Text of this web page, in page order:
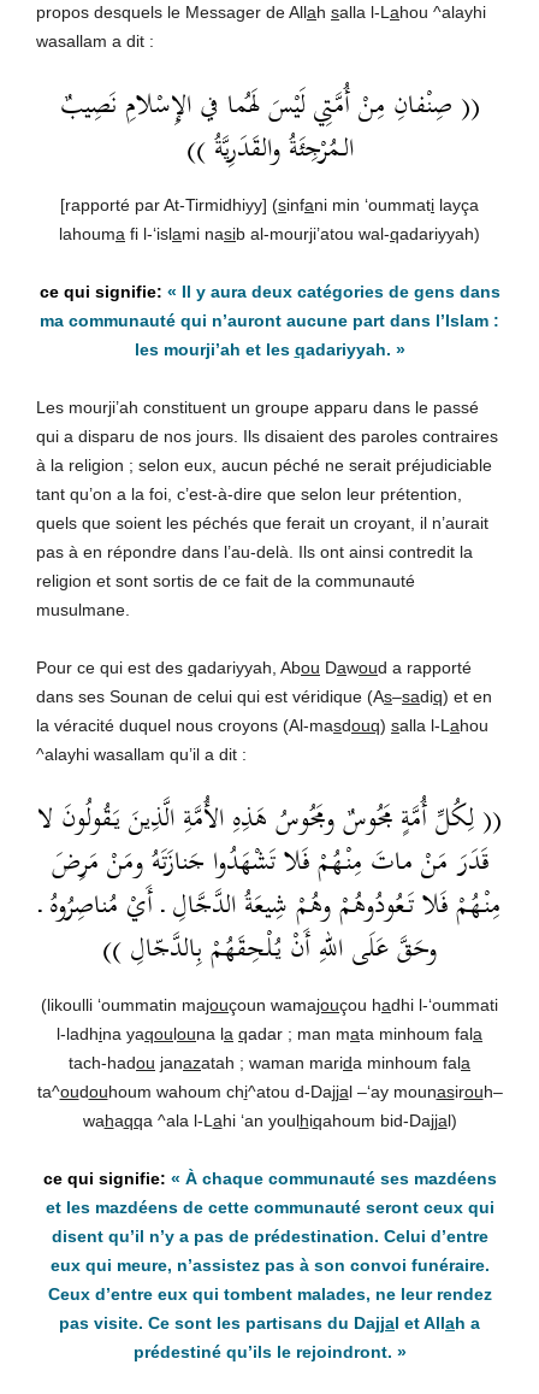
propos desquels le Messager de Allah salla l-L ahou ^alayhi
wasallam a dit :
(( صِنْفانِ مِنْ أُمَّتِي لَيْسَ لَهُما في الإِسْلامِ نَصِيبٌ
الـمُرْجِئَةُ والقَدَرِيَّةُ ))
[rapporté par At-Tirmidhiyy] (sinfani min ‘oummati layça
lahouma fi l-‘islami nasib al-mourji’atou wal-qadariyyah)
« Il y aura deux catégories de gens dans
ma communauté qui n’auront aucune part dans l’Islam :
les mourji’ah et les qadariyyah. »
Les mourji’ah constituent un groupe apparu dans le passé
qui a disparu de nos jours. Ils disaient des paroles contraires
à la religion ; selon eux, aucun péché ne serait préjudiciable
tant qu’on a la foi, c’est-à-dire que selon leur prétention,
quels que soient les péchés que ferait un croyant, il n’aurait
pas à en répondre dans l’au-delà. Ils ont ainsi contredit la
religion et sont sortis de ce fait de la communauté
musulmane.
Pour ce qui est des qadariyyah, Abou Dawoud a rapporté
dans ses Sounan de celui qui est véridique (As–sadiq) et en
la véracité duquel nous croyons (Al-masdouq) salla l-L ahou
^alayhi wasallam qu’il a dit :
(( لِكُلِّ أُمَّةٍ مَجُوسٌ ومَجُوسُ هَذِهِ الأُمَّةِ الَّذِينَ يَقُولُونَ لا
قَدَرَ مَنْ ماتَ مِنْهُمْ فَلا تَشْهَدُوا جَنازَتَهُ ومَنْ مَرِضَ
مِنْهُمْ فَلا تَعُودُوهُمْ وهُمْ شِيعَةُ الدَّجَّالِ ـ أَيْ مُناصِرُوهُ ـ
وحَقَّ عَلَى اللهِ أَنْ يُلْحِقَهُمْ بِالدَّجّالِ ))
(likoulli ‘oummatin majouçoun wamajouçou hadhi l-‘oummati
l-ladhina yaqoulouna la qadar ; man mata minhoum fala
tach-hadou janazatah ; waman marida minhoum fala
ta^oudouhoum wahoum chi^atou d-Dajjal –‘ay mounasirouh–
wahaqqa ^ala l-L ahi ‘an youlhiqahoum bid-Dajjal)
« À chaque communauté ses mazdéens
et les mazdéens de cette communauté seront ceux qui
disent qu’il n’y a pas de prédestination. Celui d’entre
eux qui meure, n’assistez pas à son convoi funéraire.
Ceux d’entre eux qui tombent malades, ne leur rendez
pas visite. Ce sont les partisans du Dajjal et Allah a
prédestiné qu’ils le rejoindront. »